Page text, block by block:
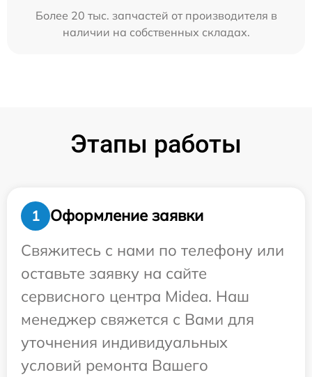
Более 20 тыс. запчастей от производителя в
наличии на собственных складах.
Этапы работы
1
Оформление заявки
Свяжитесь с нами по телефону или
оставьте заявку на сайте
сервисного центра Midea. Наш
менеджер свяжется с Вами для
уточнения индивидуальных
условий ремонта Вашего